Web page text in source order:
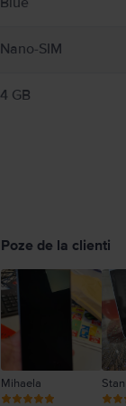
Nano-SIM
4 GB
Poze de la clienti
Mihaela